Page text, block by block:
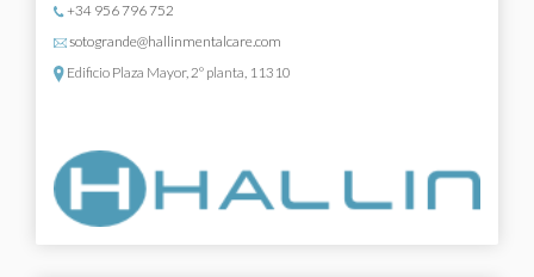
+34 956 796 752
sotogrande@hallinmentalcare.com
Edificio Plaza Mayor, 2º planta, 11310